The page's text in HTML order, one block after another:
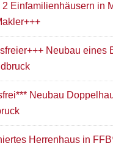
2 Einfamilienhäusern in
Neubau eines
Neubau
Herrenhaus in